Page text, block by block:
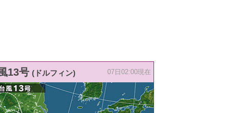
13号 (ドルフィン) 07日02:00現在